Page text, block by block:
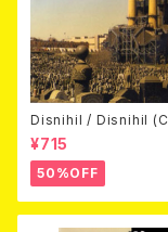
Disnihil / Disnihil
¥715
50%OFF